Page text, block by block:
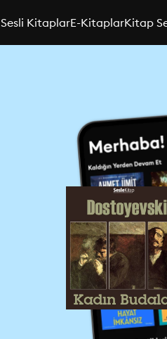
Sesli KitaplarE-KitaplarKitap